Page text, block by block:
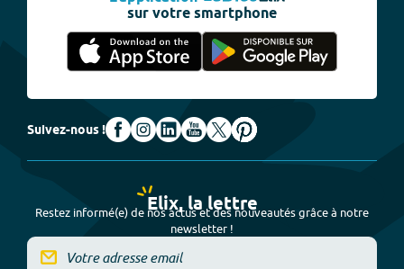
sur votre smartphone
Suivez-nous !
Elix, la lettre
Restez informé(e) de nos actus et des nouveautés grâce à notre
newsletter !